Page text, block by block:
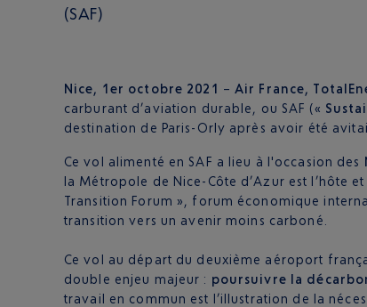
(SAF)
Nice, 1er octobre 2021 –Air France,
carburant d’aviation durable, ou SAF («
destination de Paris-Orly après avoir été
Ce vol alimenté en SAF a lieu à l'occasion des
la Métropole de Nice-Côte d’Azur est l’hôte
Transition Forum », forum économique
transition vers un avenir moins carboné.
Ce vol au départ du deuxième aéroport
double enjeu majeur : poursuivre la
travail en commun est l’illustration de la